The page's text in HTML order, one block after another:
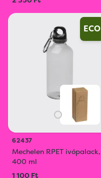
ECO
62437
Mechelen RPET ivópalack,
400 ml
1 100 Ft